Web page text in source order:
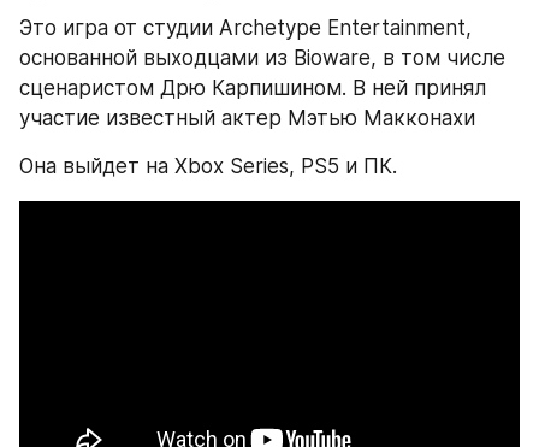
Это игра от студии Archetype Entertainment,
основанной выходцами из Bioware, в том числе
сценаристом Дрю Карпишином. В ней принял
участие известный актер Мэтью Макконахи
Она выйдет на Xbox Series, PS5 и ПК.